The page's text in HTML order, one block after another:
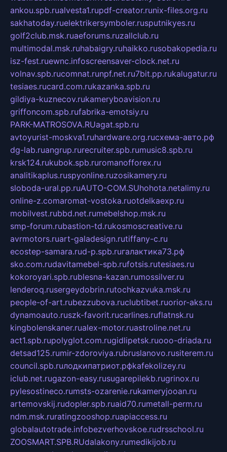
ankou.spb.rualvesta1.rupdf-creator.runix-files.org.ru
sakhatoday.ruelektrikersymboler.rusputnikyes.ru
golf2club.msk.ruaeforums.ruzallclub.ru
multimodal.msk.ruhabaigry.ruhaikko.rusobakopedia.ru
isz-fest.ruewnc.infoscreensaver-clock.net.ru
volnav.spb.rucomnat.runpf.net.ru7bit.pp.rukalugatur.ru
tesiaes.rucard.com.rukazanka.spb.ru
gildiya-kuznecov.rukameryboavision.ru
griffoncom.spb.rufabrika-emotsiy.ru
PARK-MATROSOVA.RUagat.spb.ru
avtoyurist-moskva1.ruhardware.org.ruсхема-авто.рф
dg-lab.ruangrup.rurecruiter.spb.rumusic8.spb.ru
krsk124.rukubok.spb.ruromanofforex.ru
analitikaplus.ruspyonline.ruzosikamery.ru
sloboda-ural.pp.ruAUTO-COM.SUhohota.netalimy.ru
online-z.comaromat-vostoka.ruotdelkaexp.ru
mobilvest.rubbd.net.rumebelshop.msk.ru
smp-forum.rubastion-td.rukosmoscreative.ru
avrmotors.ruart-galadesign.rutiffany-c.ru
ecostep-samara.rud-p.spb.ruгалактика73.рф
sko.com.rudavitamebel-spb.rufotsis.rutesiaes.ru
kokoroyari.spb.rublesna-kazan.rumossilver.ru
lenderoq.rusergeydobrin.rutochkazvuka.msk.ru
people-of-art.rubezzubova.ruclubtibet.ruorior-aks.ru
dynamoauto.ruszk-favorit.rucarlines.ruflatnsk.ru
kingbolenskaner.rualex-motor.ruastroline.net.ru
act1.spb.rupolyglot.com.rugidlipetsk.ruooo-driada.ru
detsad125.rumir-zdoroviya.rubruslanovo.rusiterem.ru
council.spb.ruлодкипатриот.рфkafekolizey.ru
iclub.net.rugazon-easy.rusugarepilekb.rugrinox.ru
pylesostineco.rumsts-ozarenie.rukameryjooan.ru
artemovskij.rudopler.spb.ruaid70.rumetall-perm.ru
ndm.msk.ruratingzooshop.ruapiaccess.ru
globalautotrade.infobezverhovskoe.rudrsschool.ru
ZOOSMART.SPB.RUdalakony.rumedikijob.ru